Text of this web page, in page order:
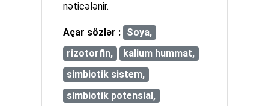
nəticələnir.
Açar sözlər : Soya,
rizotorfin,
kalium hummat,
simbiotik sistem,
simbiotik potensial,